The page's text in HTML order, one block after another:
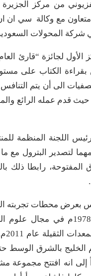
من مركز
متعاون مع وكالة سي ان
المحولات
لجائزة “قارئ
الكتاب على
تصفيات الى أن يتم
حيث قدم عمله الرائع
اللجنة المنظمة
مهما لتصدير البترول
رابطا ذلك
بعرض محطات تجربته
عام 1369هـ وحصل على
إلى انه افتتح